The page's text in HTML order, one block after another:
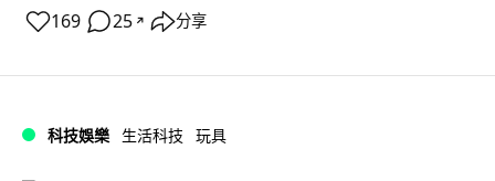
169 25 ↗ 分享
科技娛樂 生活科技 玩具